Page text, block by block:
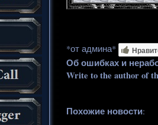
*от админа*
Об ошибках и
Write to the author of
Похожие новости: